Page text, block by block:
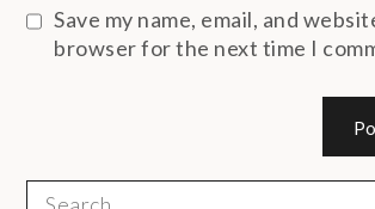
Save my name, email, and
browser for the next time I
Search